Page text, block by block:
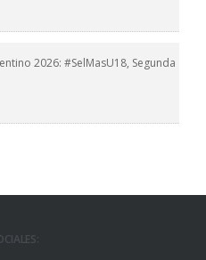
2026: #SelMasU18, Segunda